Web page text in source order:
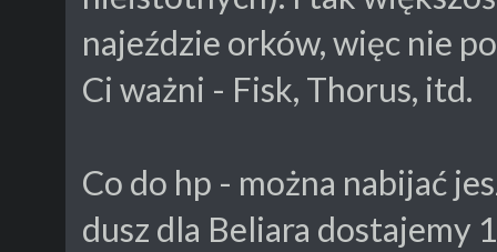
najeździe orków, więc nie
Ci ważni - Fisk, Thorus, itd.
Co do hp - można nabijać
dusz dla Beliara dostajemy